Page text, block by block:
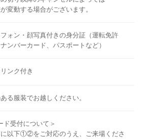
変動する場合がございます。
ォン・顔写真付きの身分証（運転免許
ンバーカード、パスポートなど）
ンク付き
る服装でお越しください。
ド受付について＞
に以下①②をご対応のうえ、ご来場くださ